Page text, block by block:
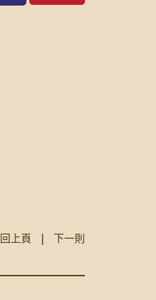
回上頁 | 下一則